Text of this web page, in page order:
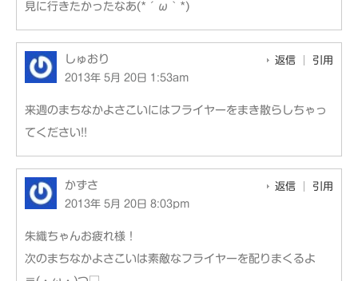
見に行きたかったなあ(*´ω｀*)
しゅおり
2013年 5月 20日 1:53am
返信 引用
来週のまちなかよさこいにはフライヤーをまき散らしちゃっ
てください!!
かずさ
2013年 5月 20日 8:03pm
返信 引用
朱織ちゃんお疲れ様！
次のまちなかよさこいは素敵なフライヤーを配りまくるよ